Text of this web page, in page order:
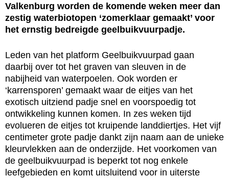
Valkenburg worden de komende weken meer dan
zestig waterbiotopen ‘zomerklaar gemaakt’ voor
het ernstig bedreigde geelbuikvuurpadje.
Leden van het platform Geelbuikvuurpad gaan
daarbij over tot het graven van sleuven in de
nabijheid van waterpoelen. Ook worden er
‘karrensporen’ gemaakt waar de eitjes van het
exotisch uitziend padje snel en voorspoedig tot
ontwikkeling kunnen komen. In zes weken tijd
evolueren de eitjes tot kruipende landdiertjes. Het vijf
centimeter grote padje dankt zijn naam aan de unieke
kleurvlekken aan de onderzijde. Het voorkomen van
de geelbuikvuurpad is beperkt tot nog enkele
leefgebieden en komt uitsluitend voor in uiterste